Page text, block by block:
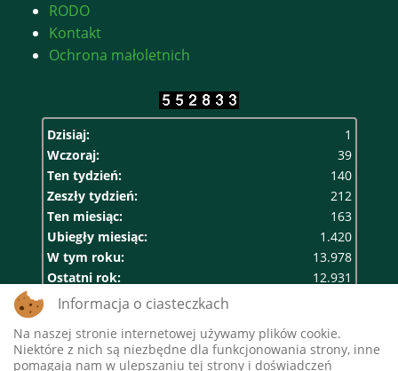
RODO
Kontakt
Ochrona małoletnich
Dzisiaj:
1
Wczoraj:
39
Ten tydzień:
140
Zeszły tydzień:
212
Ten miesiąc:
163
Ubiegły miesiąc:
1.420
W tym roku:
13.978
Ostatni rok:
12.931
Razem:
Informacja o ciasteczkach
Na naszej stronie internetowej używamy plików cookie.
Niektóre z nich są niezbędne dla funkcjonowania strony, inne
pomagają nam w ulepszaniu tej strony i doświadczeń